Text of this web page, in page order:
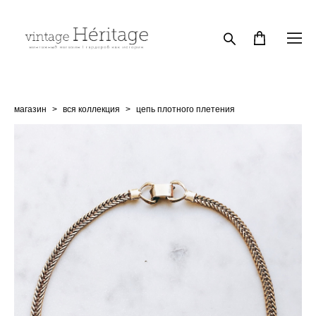
магазин > вся коллекция > цепь плотного плетения